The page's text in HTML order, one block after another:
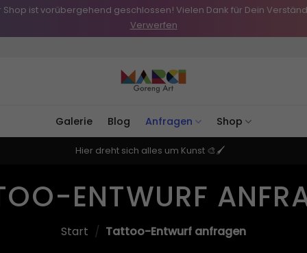
Shop ist vorübergehend geschlossen! Vielen Dank für Dein
Verwerfen
Galerie Blog Anfragen Shop
Hier dreht sich alles um Kunst 🎨🖌️
ENTWURF
Start / Tattoo-Entwurf anfragen